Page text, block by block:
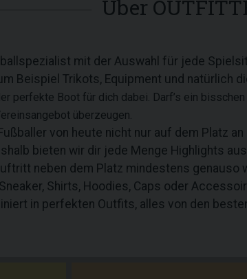
Über
mit der Auswahl für jede
Beispiel Trikots, Equipment und natürlich
perfekte Boot für dich dabei. Darf’s ein
überzeugen.
von heute nicht nur auf dem Platz
bieten wir dir jede Menge Highlights aus
neben dem Platz mindestens genauso
Shirts, Hoodies, Caps oder
in perfekten Outfits, alles von den